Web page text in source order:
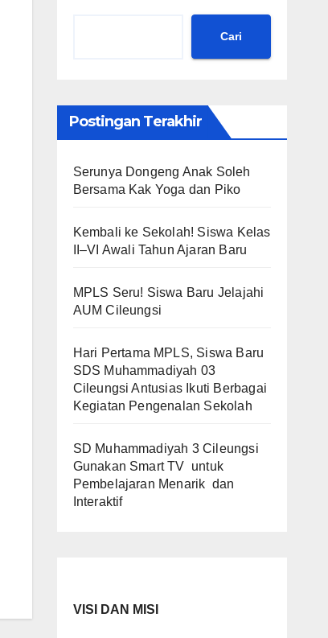
Cari
Postingan Terakhir
Serunya Dongeng Anak Soleh
Bersama Kak Yoga dan Piko
Kembali ke Sekolah! Siswa Kelas
II–VI Awali Tahun Ajaran Baru
MPLS Seru! Siswa Baru Jelajahi
AUM Cileungsi
Hari Pertama MPLS, Siswa Baru
SDS Muhammadiyah 03
Cileungsi Antusias Ikuti Berbagai
Kegiatan Pengenalan Sekolah
SD Muhammadiyah 3 Cileungsi
Gunakan Smart TV untuk
Pembelajaran Menarik dan
Interaktif
VISI DAN MISI